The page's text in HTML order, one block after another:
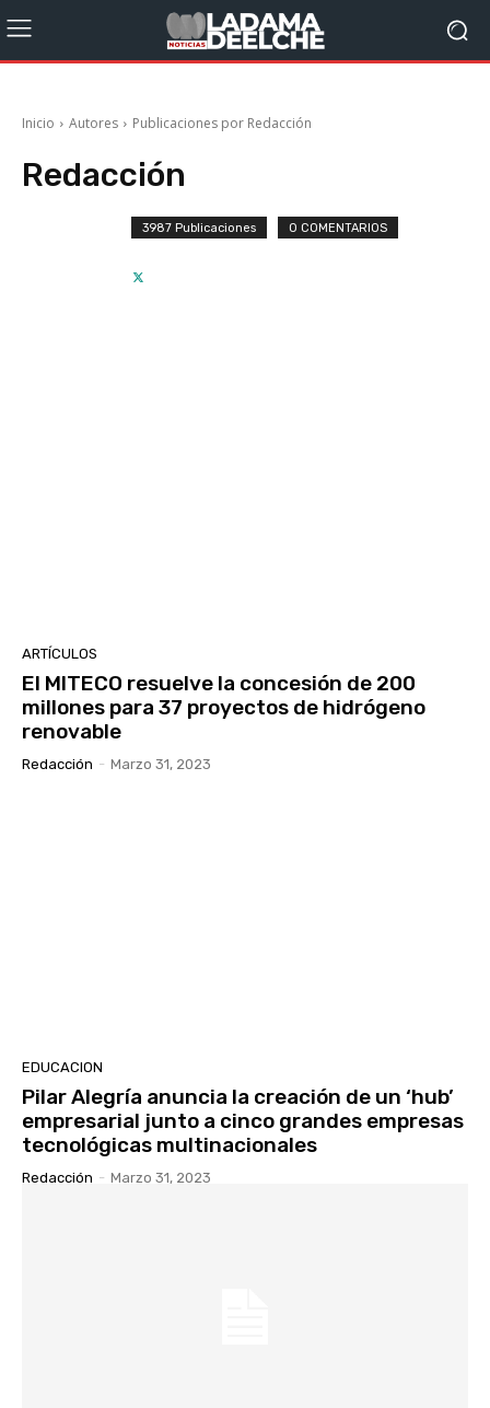
Inicio Autores Publicaciones por Redacción
Redacción
3987 Publicaciones 0 COMENTARIOS
ARTÍCULOS
El MITECO resuelve la concesión de 200
millones para 37 proyectos de hidrógeno
renovable
Redacción - Marzo 31, 2023
EDUCACION
Pilar Alegría anuncia la creación de un ‘hub’
empresarial junto a cinco grandes empresas
tecnológicas multinacionales
Redacción - Marzo 31, 2023